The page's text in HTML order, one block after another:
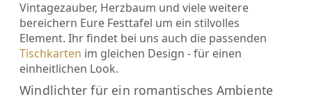
Vintagezauber, Herzbaum und viele weitere
bereichern Eure Festtafel um ein stilvolles
Element. Ihr findet bei uns auch die passenden
Tischkarten im gleichen Design - für einen
einheitlichen Look.
Windlichter für ein romantisches Ambiente